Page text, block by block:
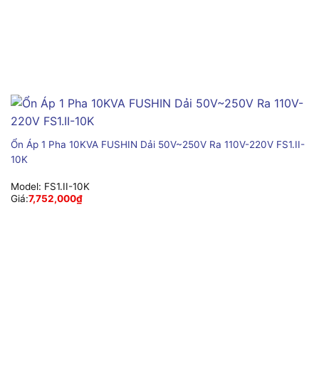
Ổn Áp 1 Pha 10KVA FUSHIN Dải 50V~250V Ra 110V-220V FS1.II-
10K
Model: FS1.II-10K
Giá:7,752,000₫